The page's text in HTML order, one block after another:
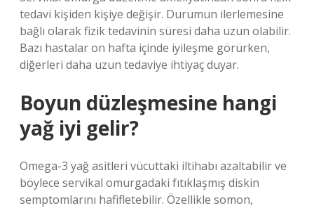
tedavi kişiden kişiye değişir. Durumun ilerlemesine
bağlı olarak fizik tedavinin süresi daha uzun olabilir.
Bazı hastalar on hafta içinde iyileşme görürken,
diğerleri daha uzun tedaviye ihtiyaç duyar.
Boyun düzleşmesine hangi
yağ iyi gelir?
Omega-3 yağ asitleri vücuttaki iltihabı azaltabilir ve
böylece servikal omurgadaki fıtıklaşmış diskin
semptomlarını hafifletebilir. Özellikle somon,